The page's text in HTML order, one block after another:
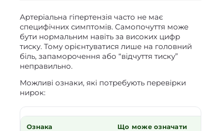
Артеріальна гіпертензія часто не має
специфічних симптомів. Самопочуття може
бути нормальним навіть за високих цифр
тиску. Тому орієнтуватися лише на головний
біль, запаморочення або “відчуття тиску”
неправильно.
Можливі ознаки, які потребують перевірки
нирок:
Ознака Що може означати